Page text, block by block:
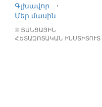
Գլխավոր
⋅
Մեր մասին
© ՑԱՆՑԱՅԻՆ
ՀԵՏԱԶՈՏԱԿԱՆ ԻՆՍՏԻՏՈՒՏ